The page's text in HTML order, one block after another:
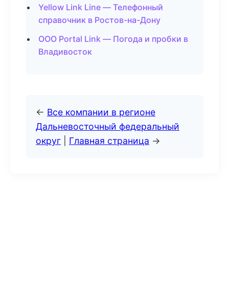
Yellow Link Line — Телефонный
справочник в Ростов-на-Дону
ООО Portal Link — Погода и пробки в
Владивосток
← Все компании в регионе
Дальневосточный федеральный
округ
Главная страница →